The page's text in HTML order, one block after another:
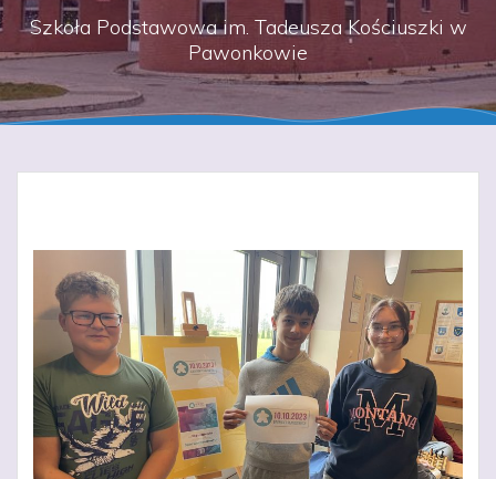
Szkoła Podstawowa im. Tadeusza Kościuszki w
Pawonkowie